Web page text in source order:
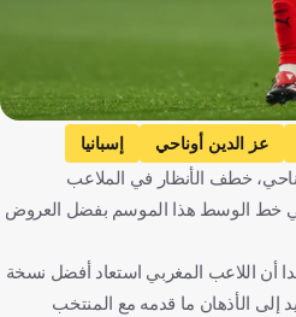
عز الدين أوناحي
إسبانيا
خطف الأنظار في الملاعب
خط الوسط هذا الموسم بفضل العروض
بدا أن اللاعب المغربي استعاد أفضل نسخة
إلى الأذهان ما قدمه مع المنتخب